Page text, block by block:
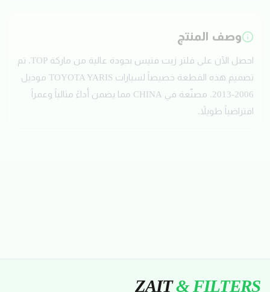
وصف المنتج
احصل الآن على فلتر زيت فتيس بجودة عالية من ماركة TOP. تم
تصميم هذه القطعة خصيصاً لسيارات TOYOTA YARIS موديل
2006-2013. مصنّعة في CHINA مما يضمن أداءً مثالياً وعمراً
افتراضياً طويلاً.
ZAIT& FILTERS